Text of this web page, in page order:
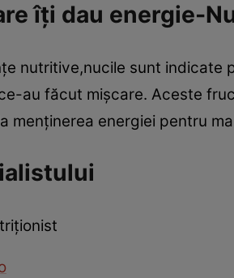
îţi dau energie-
nutritive,nucile sunt indicate
au făcut mişcare. Aceste
menţinerea energiei pentru